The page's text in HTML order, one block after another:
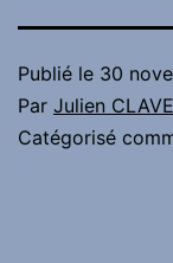
Publié le 30
Par Julien
Catégorisé